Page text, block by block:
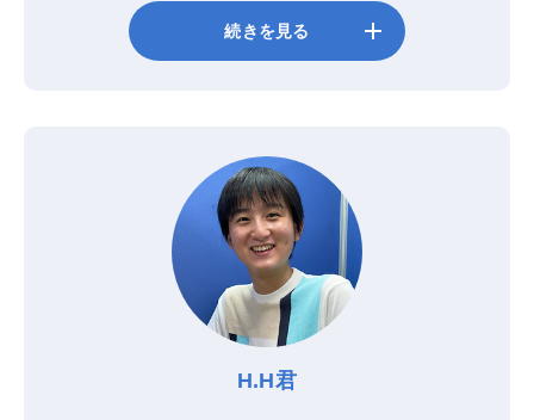
続きを見る add
H.H君